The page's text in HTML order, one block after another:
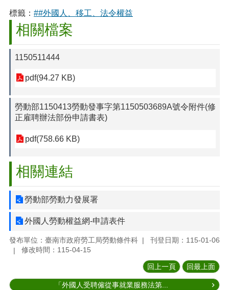
標籤： ##外國人、移工、法令權益
相關檔案
1150511444
pdf(94.27 KB)
勞動部1150413勞動發事字第1150503689A號令附件(修
正雇聘辦法部份申請書表)
pdf(758.66 KB)
相關連結
勞動部勞動力發展署
外國人勞動權益網-申請表件
發布單位：臺南市政府勞工局勞動條件科
刊登日期：115-01-06
修改時間：115-04-15
回上一頁 回最上面
「外國人受聘僱從事就業服務法第...